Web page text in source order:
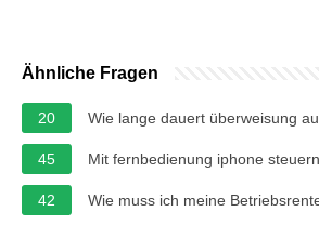
Ähnliche Fragen
20 Wie lange dauert überweisung
45 Mit fernbedienung iphone
42 Wie muss ich meine